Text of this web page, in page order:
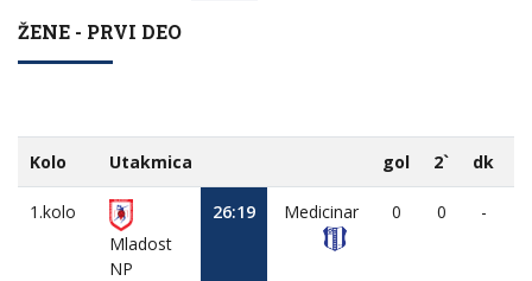
ŽENE - PRVI DEO
Kolo Utakmica gol 2` dk
1.kolo
Mladost
NP
26:19 Medicinar 0 0 -